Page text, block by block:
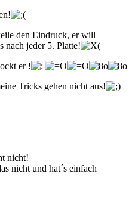
den Eindruck, er will
nach jeder 5. Platte!
er !
Tricks gehen nicht aus!
nicht!
nicht und hat´s einfach